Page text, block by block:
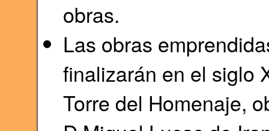
obras.
Las obras
finalizarán en el siglo
Torre del Homenaje,